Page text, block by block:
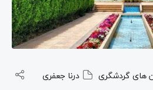
های گردشگری درنا جعفری